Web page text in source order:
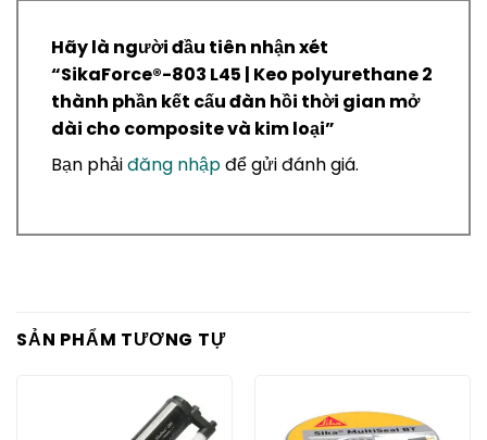
Hãy là người đầu tiên nhận xét
“SikaForce®-803 L45 | Keo polyurethane 2
thành phần kết cấu đàn hồi thời gian mở
dài cho composite và kim loại”
Bạn phảiđăng nhậpđể gửi đánh giá.
SẢN PHẨM TƯƠNG TỰ